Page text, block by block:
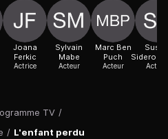
TV /
/ L'enfant perdu
Joana
Ferkic
Actrice
Sylvain
Mabe
Acteur
Marc Ben
Puch
Acteur Actrice